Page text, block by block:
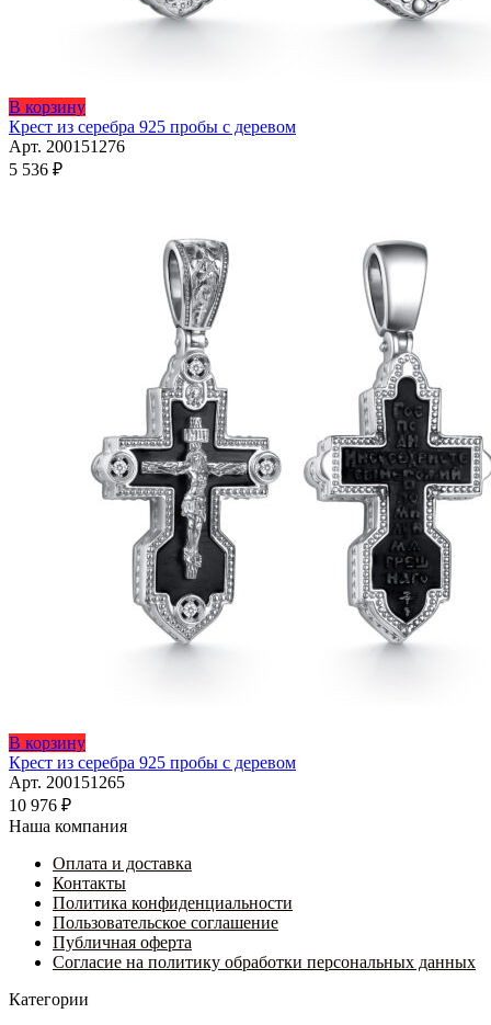
В корзинуЭтот
товар
имеет
Крест из серебра 925 пробы с деревом
Арт. 200151276
5 536 ₽
В корзинуЭтот
товар
имеет
вариаций.
можно
выбрать
на
странице
товара.
Крест из серебра 925 пробы с деревом
Арт. 200151265
10 976 ₽
Наша компания
Оплата и доставка
Контакты
Политика конфиденциальности
Пользовательское соглашение
Публичная оферта
Согласие на политику обработки персональных данных
Категории